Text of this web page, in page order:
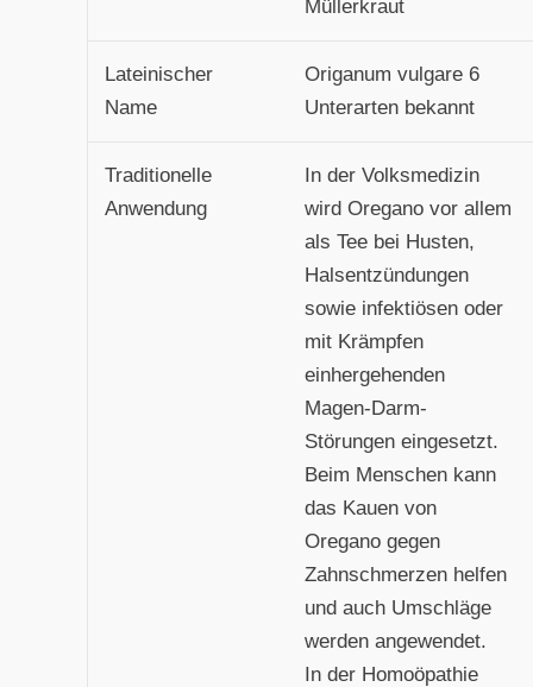
Müllerkraut
Lateinischer
Name
Origanum vulgare 6
Unterarten bekannt
Traditionelle
Anwendung
In der Volksmedizin
wird Oregano vor allem
als Tee bei Husten,
Halsentzündungen
sowie infektiösen oder
mit Krämpfen
einhergehenden
Magen-Darm-
Störungen eingesetzt.
Beim Menschen kann
das Kauen von
Oregano gegen
Zahnschmerzen helfen
und auch Umschläge
werden angewendet.
In der Homoöpathie